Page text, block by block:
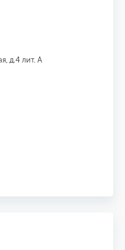
д.4 лит. А